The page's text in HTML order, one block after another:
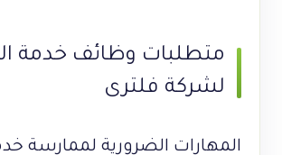
متطلبات وظائف خدمة
لشركة فلترى
المهارات الضرورية لممارسة